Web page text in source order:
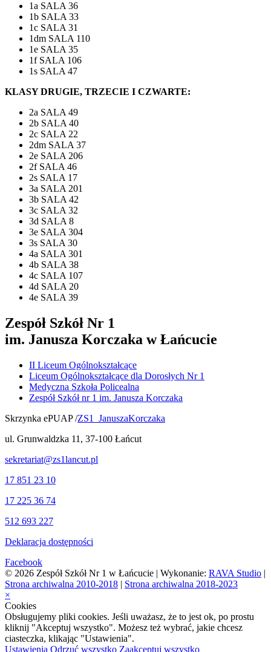
1a SALA 36
1b SALA 33
1c SALA 31
1dm SALA 110
1e SALA 35
1f SALA 106
1s SALA 47
KLASY DRUGIE, TRZECIE I CZWARTE:
2a SALA 49
2b SALA 40
2c SALA 22
2dm SALA 37
2e SALA 206
2f SALA 46
2s SALA 17
3a SALA 201
3b SALA 42
3c SALA 32
3d SALA 8
3e SALA 304
3s SALA 30
4a SALA 301
4b SALA 38
4c SALA 107
4d SALA 20
4e SALA 39
Zespół Szkół Nr 1
im. Janusza Korczaka w Łańcucie
II Liceum Ogólnokształcące
Liceum Ogólnokształcące dla Dorosłych Nr 1
Medyczna Szkoła Policealna
Zespół Szkół nr 1 im. Janusza Korczaka
Skrzynka ePUAP /ZS1_JanuszaKorczaka
ul. Grunwaldzka 11, 37-100 Łańcut
sekretariat@zs1lancut.pl
17 851 23 10
17 225 36 74
512 693 227
Deklaracja dostępności
Facebook
© 2026 Zespół Szkół Nr 1 w Łańcucie | Wykonanie: RAVA Studio |
Strona archiwalna 2010-2018 | Strona archiwalna 2018-2023
×
Cookies
Obsługujemy pliki cookies. Jeśli uważasz, że to jest ok, po prostu
kliknij "Akceptuj wszystko". Możesz też wybrać, jakie chcesz
ciasteczka, klikając "Ustawienia".
Ustawienia Odrzuć wszystko Zaakceptuj wszystko